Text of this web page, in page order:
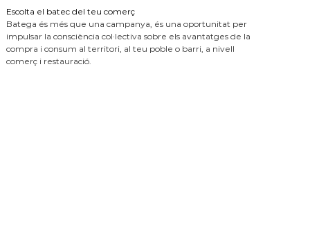
Escolta el batec del teu comerç
Batega és més que una campanya, és una oportunitat per
impulsar la consciència col·lectiva sobre els avantatges de la
compra i consum al territori, al teu poble o barri, a nivell
comerç i restauració.